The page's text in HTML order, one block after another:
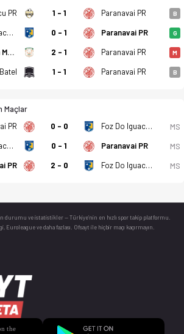
PR 1 - 1 Paranavai PR B
Foz Do Iguacu PR 0 - 1 Paranavai PR G
EC Laranja Mecanica PR 2 - 1 Paranavai PR M
1 - 1 Paranavai PR B
Maçlar
PR 0 - 0 Foz Do Iguacu PR MS
Foz Do Iguacu PR 0 - 1 Paranavai PR MS
PR 2 - 0 Foz Do Iguacu PR MS
durumu ve istatistikler — Türkiye’nin en hızlı spor takip platformu.
Euroleague ve daha fazlası. Ofsayt ile hiçbir maçı kaçırmayın.